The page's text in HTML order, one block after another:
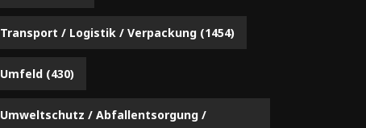
Transport / Logistik / Verpackung (1454)
Umfeld (430)
Umweltschutz / Abfallentsorgung /